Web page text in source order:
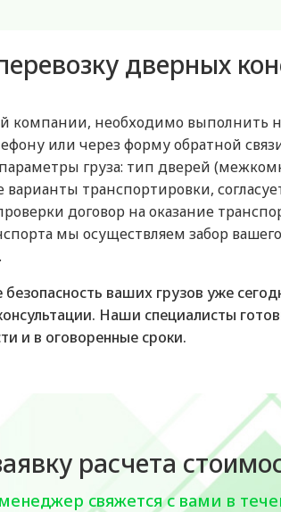
дверных
компании, необходимо выполнить
или через форму обратной
груза: тип дверей
транспортировки,
договор на оказание
мы осуществляем забор
ваших грузов уже
Наши специалисты
и в оговоренные сроки.
расчета
свяжется с вами в